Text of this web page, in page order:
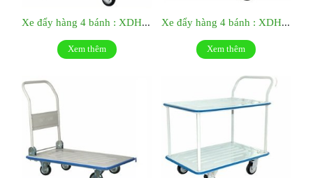
Xe đẩy hàng 4 bánh : XDH01
Xem thêm
Xe đẩy hàng 4 bánh : XDH02
Xem thêm